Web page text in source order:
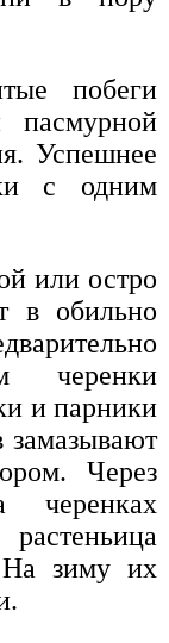
побеги
Успешнее
с одним
или остро
в обильно
черенки
и парники
замазывают
Через
черенках
зиму их